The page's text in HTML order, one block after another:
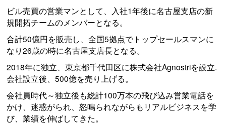
ビル売買の営業マンとして、入社1年後に名古屋支店の新
規開拓チームのメンバーとなる。
合計50億円を販売し、全国5拠点でトップセールスマンに
なり26歳の時に名古屋支店長となる。
2018年に独立、東京都千代田区に株式会社Agnostriを設立.
会社設立後、500億を売り上げる。
会社員時代～独立後も総計100万本の飛び込み営業電話を
かけ、迷惑がられ、怒鳴られながらもリアルビジネスを学
び、業績を伸ばしてきた。